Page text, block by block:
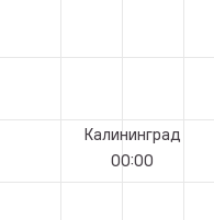
Калининград
00:00